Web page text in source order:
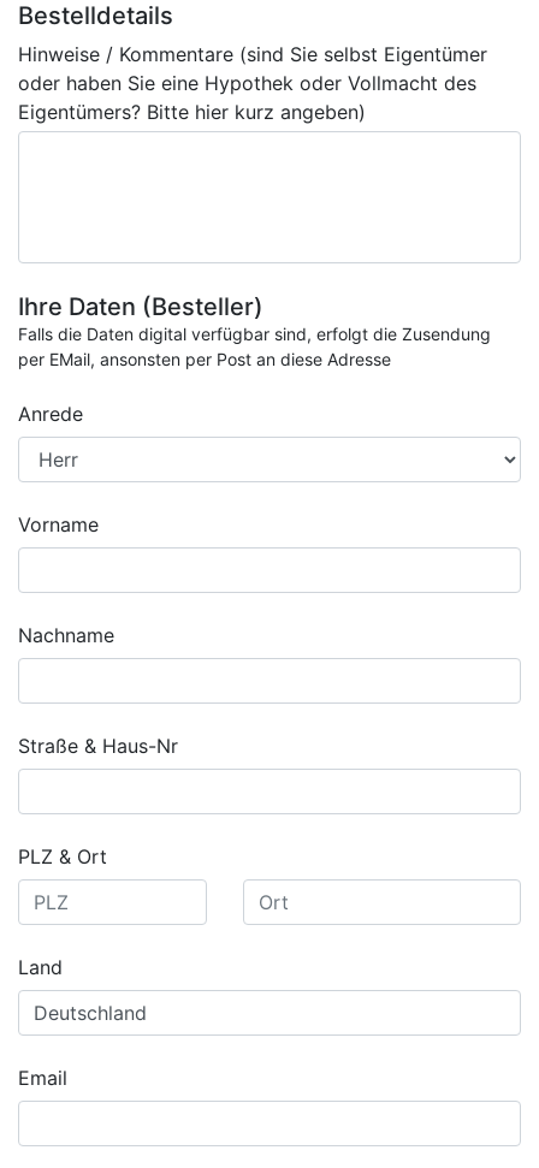
Bestelldetails
Hinweise / Kommentare (sind Sie selbst Eigentümer
oder haben Sie eine Hypothek oder Vollmacht des
Eigentümers? Bitte hier kurz angeben)
Ihre Daten (Besteller)
Falls die Daten digital verfügbar sind, erfolgt die Zusendung
per EMail, ansonsten per Post an diese Adresse
Anrede
Vorname
Nachname
Straße & Haus-Nr
PLZ & Ort
Land
Email